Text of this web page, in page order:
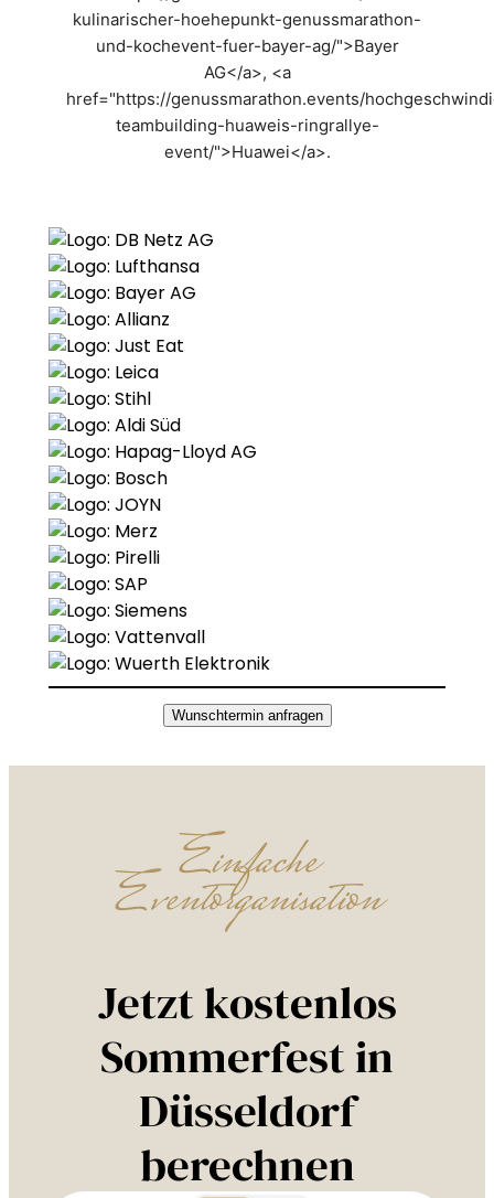
kulinarischer-hoehepunkt-genussmarathon-
und-kochevent-fuer-bayer-ag/">Bayer
AG</a>, <a
href="https://genussmarathon.events/
teambuilding-huaweis-ringrallye-
event/">Huawei</a>.
Wunschtermin anfragen
Einfache
Eventorganisation
Jetzt kostenlos
Sommerfest in
Düsseldorf
berechnen